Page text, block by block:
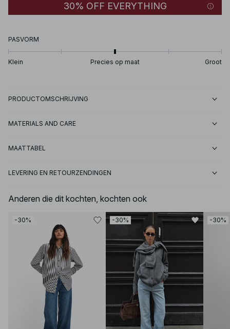
30% OFF EVERYTHING
PASVORM
Klein Precies op maat Groot
PRODUCTOMSCHRIJVING
MATERIALS AND CARE
MAATTABEL
LEVERING EN RETOURZENDINGEN
Anderen die dit kochten, kochten ook
-30% -30% -30%